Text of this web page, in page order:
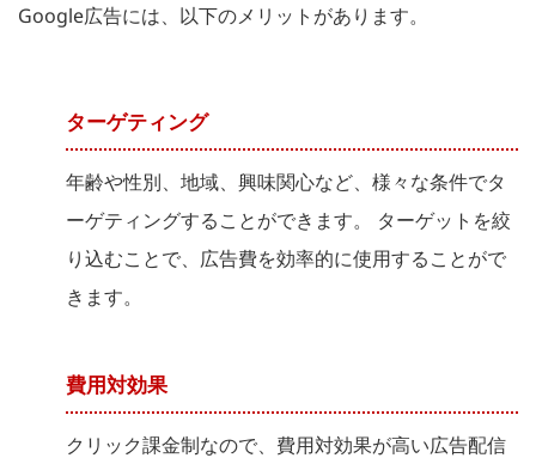
Google広告には、以下のメリットがあります。
ターゲティング
年齢や性別、地域、興味関心など、様々な条件でタ
ーゲティングすることができます。 ターゲットを絞
り込むことで、広告費を効率的に使用することがで
きます。
費用対効果
クリック課金制なので、費用対効果が高い広告配信